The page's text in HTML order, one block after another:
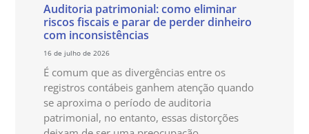
Auditoria patrimonial: como eliminar
riscos fiscais e parar de perder dinheiro
com inconsistências
16 de julho de 2026
É comum que as divergências entre os
registros contábeis ganhem atenção quando
se aproxima o período de auditoria
patrimonial, no entanto, essas distorções